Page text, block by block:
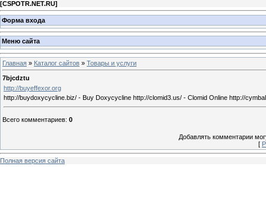
[CSPOTR.NET.RU]
Форма входа
Меню сайта
Главная » Каталог сайтов » Товары и услуги
7bjcdztu
http://buyeffexor.org
http://buydoxycycline.biz/ - Buy Doxycycline http://clomid3.us/ - Clomid Online http://
Всего комментариев: 0
Добавлять комментарии
[
Полная версия сайта